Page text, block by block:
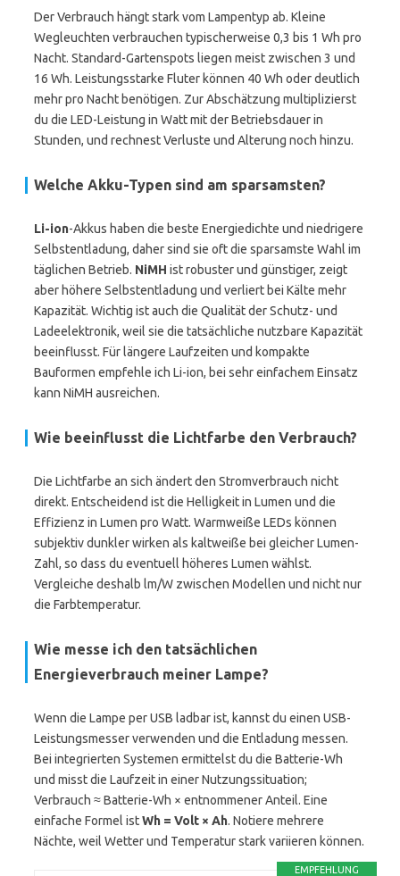
Der Verbrauch hängt stark vom Lampentyp ab. Kleine
Wegleuchten verbrauchen typischerweise 0,3 bis 1 Wh pro
Nacht. Standard-Gartenspots liegen meist zwischen 3 und
16 Wh. Leistungsstarke Fluter können 40 Wh oder deutlich
mehr pro Nacht benötigen. Zur Abschätzung multiplizierst
du die LED-Leistung in Watt mit der Betriebsdauer in
Stunden, und rechnest Verluste und Alterung noch hinzu.
Welche Akku-Typen sind am sparsamsten?
Li-ion-Akkus haben die beste Energiedichte und niedrigere
Selbstentladung, daher sind sie oft die sparsamste Wahl im
täglichen Betrieb. NiMH ist robuster und günstiger, zeigt
aber höhere Selbstentladung und verliert bei Kälte mehr
Kapazität. Wichtig ist auch die Qualität der Schutz- und
Ladeelektronik, weil sie die tatsächliche nutzbare Kapazität
beeinflusst. Für längere Laufzeiten und kompakte
Bauformen empfehle ich Li-ion, bei sehr einfachem Einsatz
kann NiMH ausreichen.
Wie beeinflusst die Lichtfarbe den Verbrauch?
Die Lichtfarbe an sich ändert den Stromverbrauch nicht
direkt. Entscheidend ist die Helligkeit in Lumen und die
Effizienz in Lumen pro Watt. Warmweiße LEDs können
subjektiv dunkler wirken als kaltweiße bei gleicher Lumen-
Zahl, so dass du eventuell höheres Lumen wählst.
Vergleiche deshalb lm/W zwischen Modellen und nicht nur
die Farbtemperatur.
Wie messe ich den tatsächlichen
Energieverbrauch meiner Lampe?
Wenn die Lampe per USB ladbar ist, kannst du einen USB-
Leistungsmesser verwenden und die Entladung messen.
Bei integrierten Systemen ermittelst du die Batterie-Wh
und misst die Laufzeit in einer Nutzungssituation;
Verbrauch ≈ Batterie-Wh × entnommener Anteil. Eine
einfache Formel istWh = Volt × Ah. Notiere mehrere
Nächte, weil Wetter und Temperatur stark variieren können.
EMPFEHLUNG